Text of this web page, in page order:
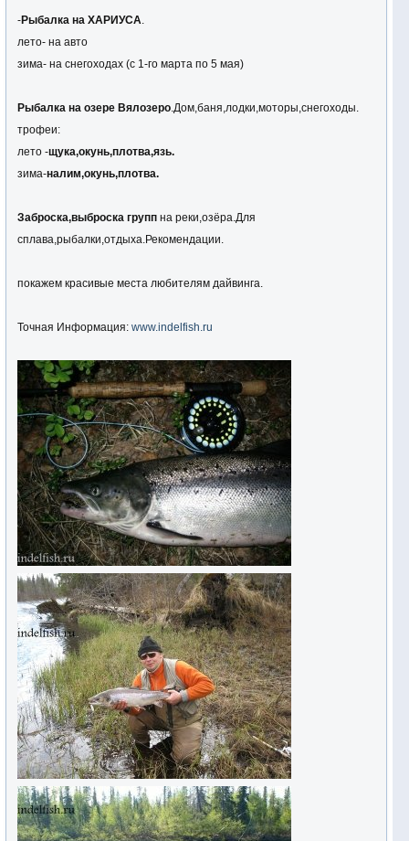
-Рыбалка на ХАРИУСА.
лето- на авто
зима- на снегоходах (с 1-го марта по 5 мая)
Рыбалка на озере Вялозеро.Дом,баня,лодки,моторы,снегоходы.
трофеи:
лето -щука,окунь,плотва,язь.
зима-налим,окунь,плотва.
Заброска,выброска групп на реки,озёра.Для
сплава,рыбалки,отдыха.Рекомендации.
покажем красивые места любителям дайвинга.
Точная Информация: www.indelfish.ru